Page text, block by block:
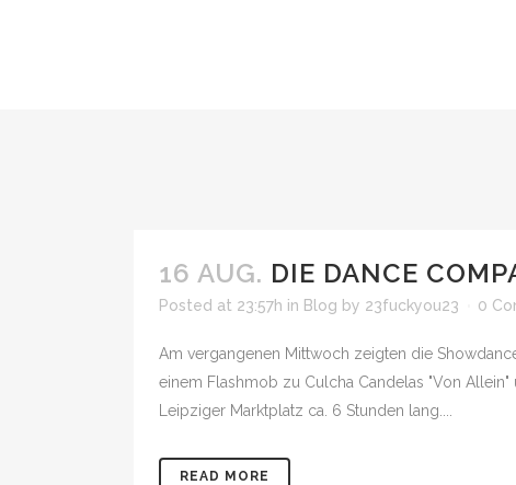
16 AUG. DIE DANCE
Posted at 23:57h in Blog by 23fuckyou23 0
Am vergangenen Mittwoch zeigten die
einem Flashmob zu Culcha Candelas "Von
Leipziger Marktplatz ca. 6 Stunden lang....
READ MORE